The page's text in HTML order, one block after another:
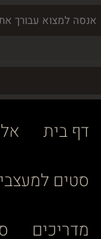
דף בית
סטים
מדריכים